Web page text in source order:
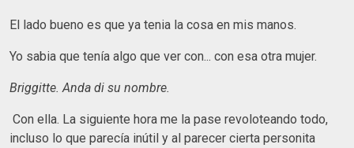
El lado bueno es que ya tenia la cosa en mis manos.
Yo sabia que tenía algo que ver con... con esa otra mujer.
Briggitte. Anda di su nombre.
Con ella. La siguiente hora me la pase revoloteando todo,
incluso lo que parecía inútil y al parecer cierta personita